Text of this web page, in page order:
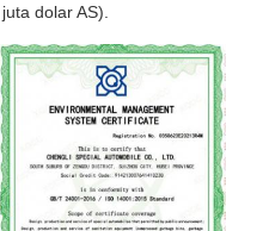
dolar AS).